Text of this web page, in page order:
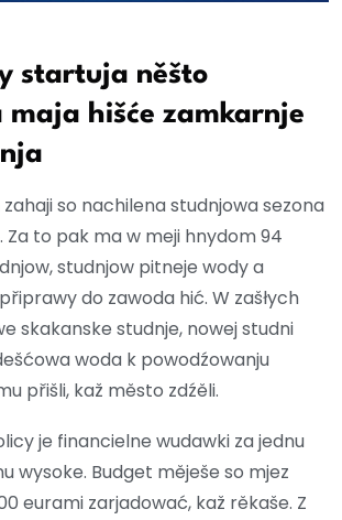
startuja něšto
maja hišće zamkarnje
so nachilena studnjowa sezona
Za to pak ma w meji hnydom 94
studnjow pitneje wody a
do zawoda hić. W zašłych
skakanske studnje, nowej studni
woda k powodźowanju
přišli, kaž město zdźěli.
je financielne wudawki za jednu
wysoke. Budget měješe so mjez
eurami zarjadować, kaž rěkaše. Z